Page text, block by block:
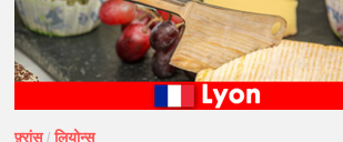
फ़्रांस/लियोन्स